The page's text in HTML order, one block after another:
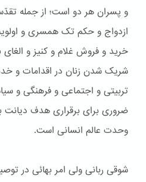
و پسران هر دو است؛ از جمله
ازدواج و حکم تک همسری و
خريد و فروش غلام و کنيز و
شریک شدن زنان در اقدامات و
تربیتی و اجتماعی و فرهنگی و
ضروری برای برقراری هدف دیانت
وحدت عالم انسانی است.
شوقی ربانی ولی امر بهائی در